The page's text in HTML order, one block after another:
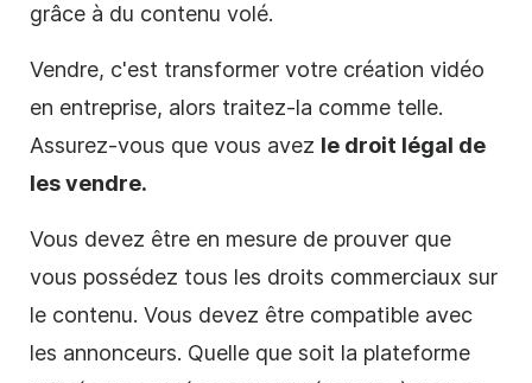
grâce à du contenu volé.
Vendre, c'est transformer votre création vidéo
en entreprise, alors traitez-la comme telle.
Assurez-vous que vous avez le droit légal de
les vendre.
Vous devez être en mesure de prouver que
vous possédez tous les droits commerciaux sur
le contenu. Vous devez être compatible avec
les annonceurs. Quelle que soit la plateforme